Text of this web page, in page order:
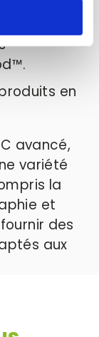
de fusil,
en
avancé,
variété
la
et
des
aux